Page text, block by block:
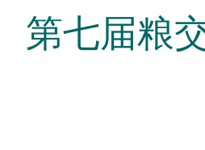
第七届粮